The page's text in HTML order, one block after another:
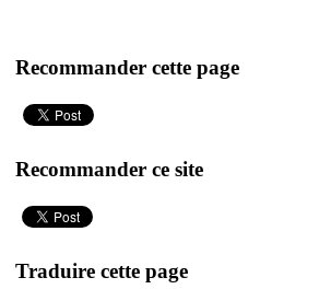
Recommander cette page
Recommander ce site
Traduire cette page